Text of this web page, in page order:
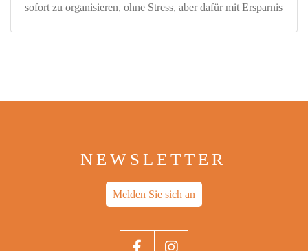
sofort zu organisieren, ohne Stress, aber dafür mit Ersparnis
NEWSLETTER
Melden Sie sich an